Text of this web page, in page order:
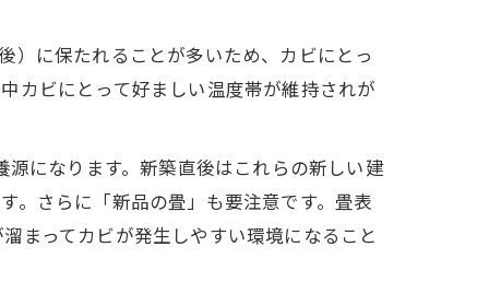
に保たれることが多いため、カビにとっ
カビにとって好ましい温度帯が維持されが
になります。新築直後はこれらの新しい建
。さらに「新品の畳」も要注意です。畳表
まってカビが発生しやすい環境になること